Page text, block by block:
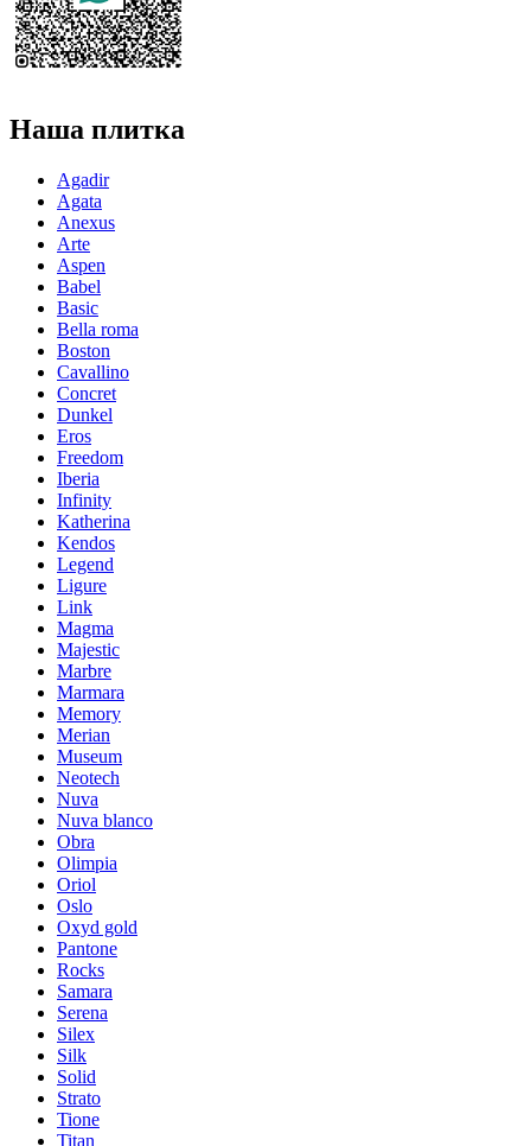
Наша плитка
Agadir
Agata
Anexus
Arte
Aspen
Babel
Basic
Bella roma
Boston
Cavallino
Concret
Dunkel
Eros
Freedom
Iberia
Infinity
Katherina
Kendos
Legend
Ligure
Link
Magma
Majestic
Marbre
Marmara
Memory
Merian
Museum
Neotech
Nuva
Nuva blanco
Obra
Olimpia
Oriol
Oslo
Oxyd gold
Pantone
Rocks
Samara
Serena
Silex
Silk
Solid
Strato
Tione
Titan